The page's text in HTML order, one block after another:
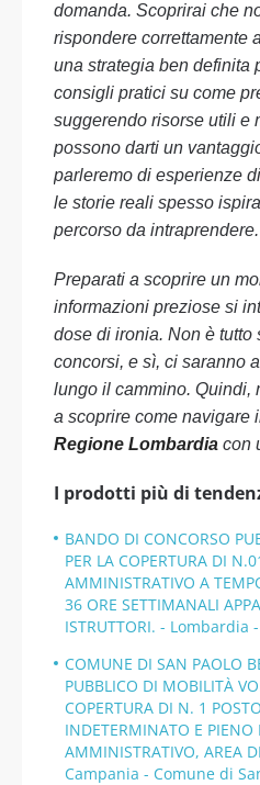
domanda. Scoprirai che
rispondere correttamente
una strategia ben definita
consigli pratici su come
suggerendo risorse utili e
possono darti un
parleremo di esperienze
le storie reali spesso
percorso da intraprendere.
Preparati a scoprire un
informazioni preziose si
dose di ironia. Non è tutto
concorsi, e sì, ci saranno
lungo il cammino. Quindi,
a scoprire come navigare
Regione Lombardia con
I prodotti più di
BANDO DI CONCORSO
PER LA COPERTURA DI
AMMINISTRATIVO A
36 ORE SETTIMANALI
ISTRUTTORI. - Lombardia
COMUNE DI SAN PAOLO
PUBBLICO DI MOBILITÀ
COPERTURA DI N. 1
INDETERMINATO E PIENO
AMMINISTRATIVO, AREA
Campania - Comune di